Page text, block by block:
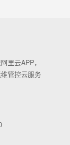
里云APP，
管控云服务